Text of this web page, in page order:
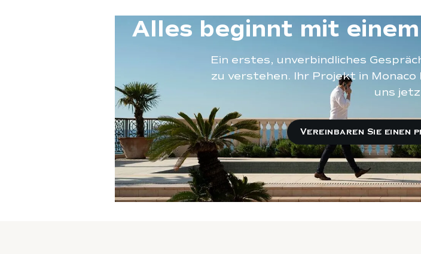
Alles beginnt mit
Ein erstes, unverbindliches
zu verstehen. Ihr Projekt in
uns
Vereinbaren Sie einen